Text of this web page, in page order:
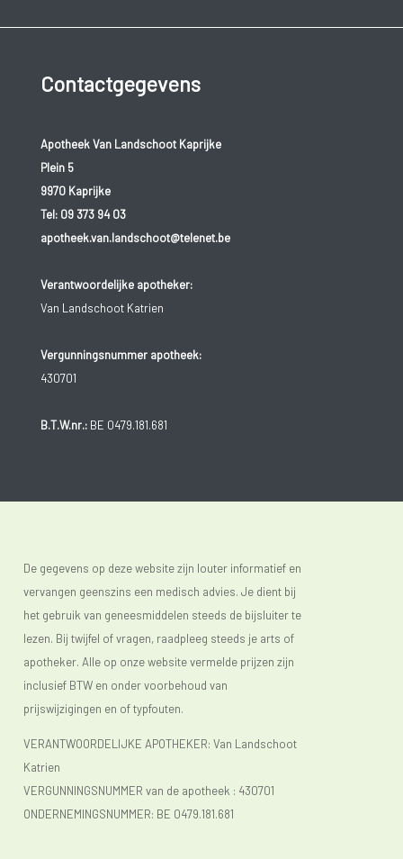
Contactgegevens
Apotheek Van Landschoot Kaprijke
Plein 5
9970 Kaprijke
Tel: 09 373 94 03
apotheek.van.landschoot@telenet.be
Verantwoordelijke apotheker:
Van Landschoot Katrien
Vergunningsnummer apotheek:
430701
B.T.W.nr.:BE 0479.181.681
De gegevens op deze website zijn louter informatief en
vervangen geenszins een medisch advies. Je dient bij
het gebruik van geneesmiddelen steeds de bijsluiter te
lezen. Bij twijfel of vragen, raadpleeg steeds je arts of
apotheker. Alle op onze website vermelde prijzen zijn
inclusief BTW en onder voorbehoud van
prijswijzigingen en of typfouten.
VERANTWOORDELIJKE APOTHEKER: Van Landschoot
Katrien
VERGUNNINGSNUMMER van de apotheek : 430701
ONDERNEMINGSNUMMER: BE 0479.181.681